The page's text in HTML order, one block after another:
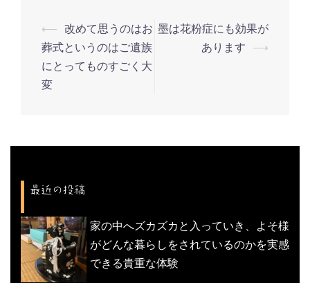
投
稿
ナ
ョ
⟵ 改めて思うのはお
葬式というのはご遺族
にとってものすごく大
変
墨は花粉症にも効果が
あります ⟶
最近の投稿
家の中へズカズカと入っていき、よそ様
がどんな暮らしをされているのかを実感
できる貴重な体験